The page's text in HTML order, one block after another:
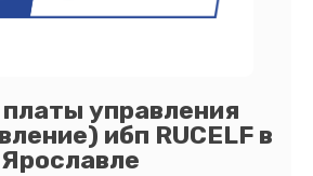
управления
ибп RUCELF в
Ярославле